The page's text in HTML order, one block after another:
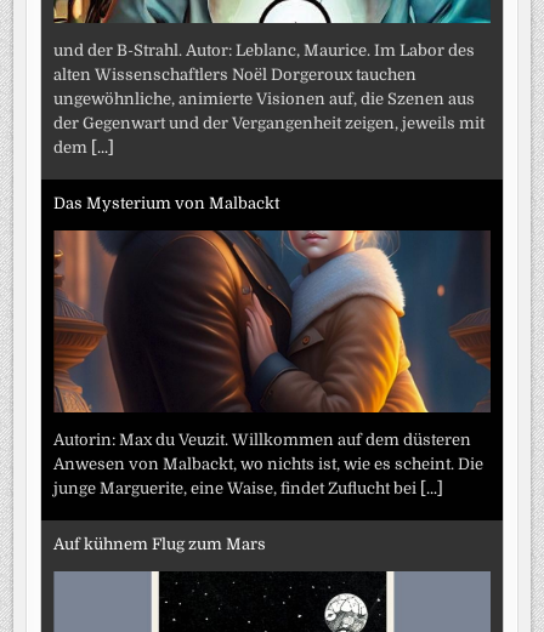
und der B-Strahl. Autor: Leblanc, Maurice. Im Labor des
alten Wissenschaftlers Noël Dorgeroux tauchen
ungewöhnliche, animierte Visionen auf, die Szenen aus
der Gegenwart und der Vergangenheit zeigen, jeweils mit
dem [...]
Das Mysterium von Malbackt
Autorin: Max du Veuzit. Willkommen auf dem düsteren
Anwesen von Malbackt, wo nichts ist, wie es scheint. Die
junge Marguerite, eine Waise, findet Zuflucht bei [...]
Auf kühnem Flug zum Mars